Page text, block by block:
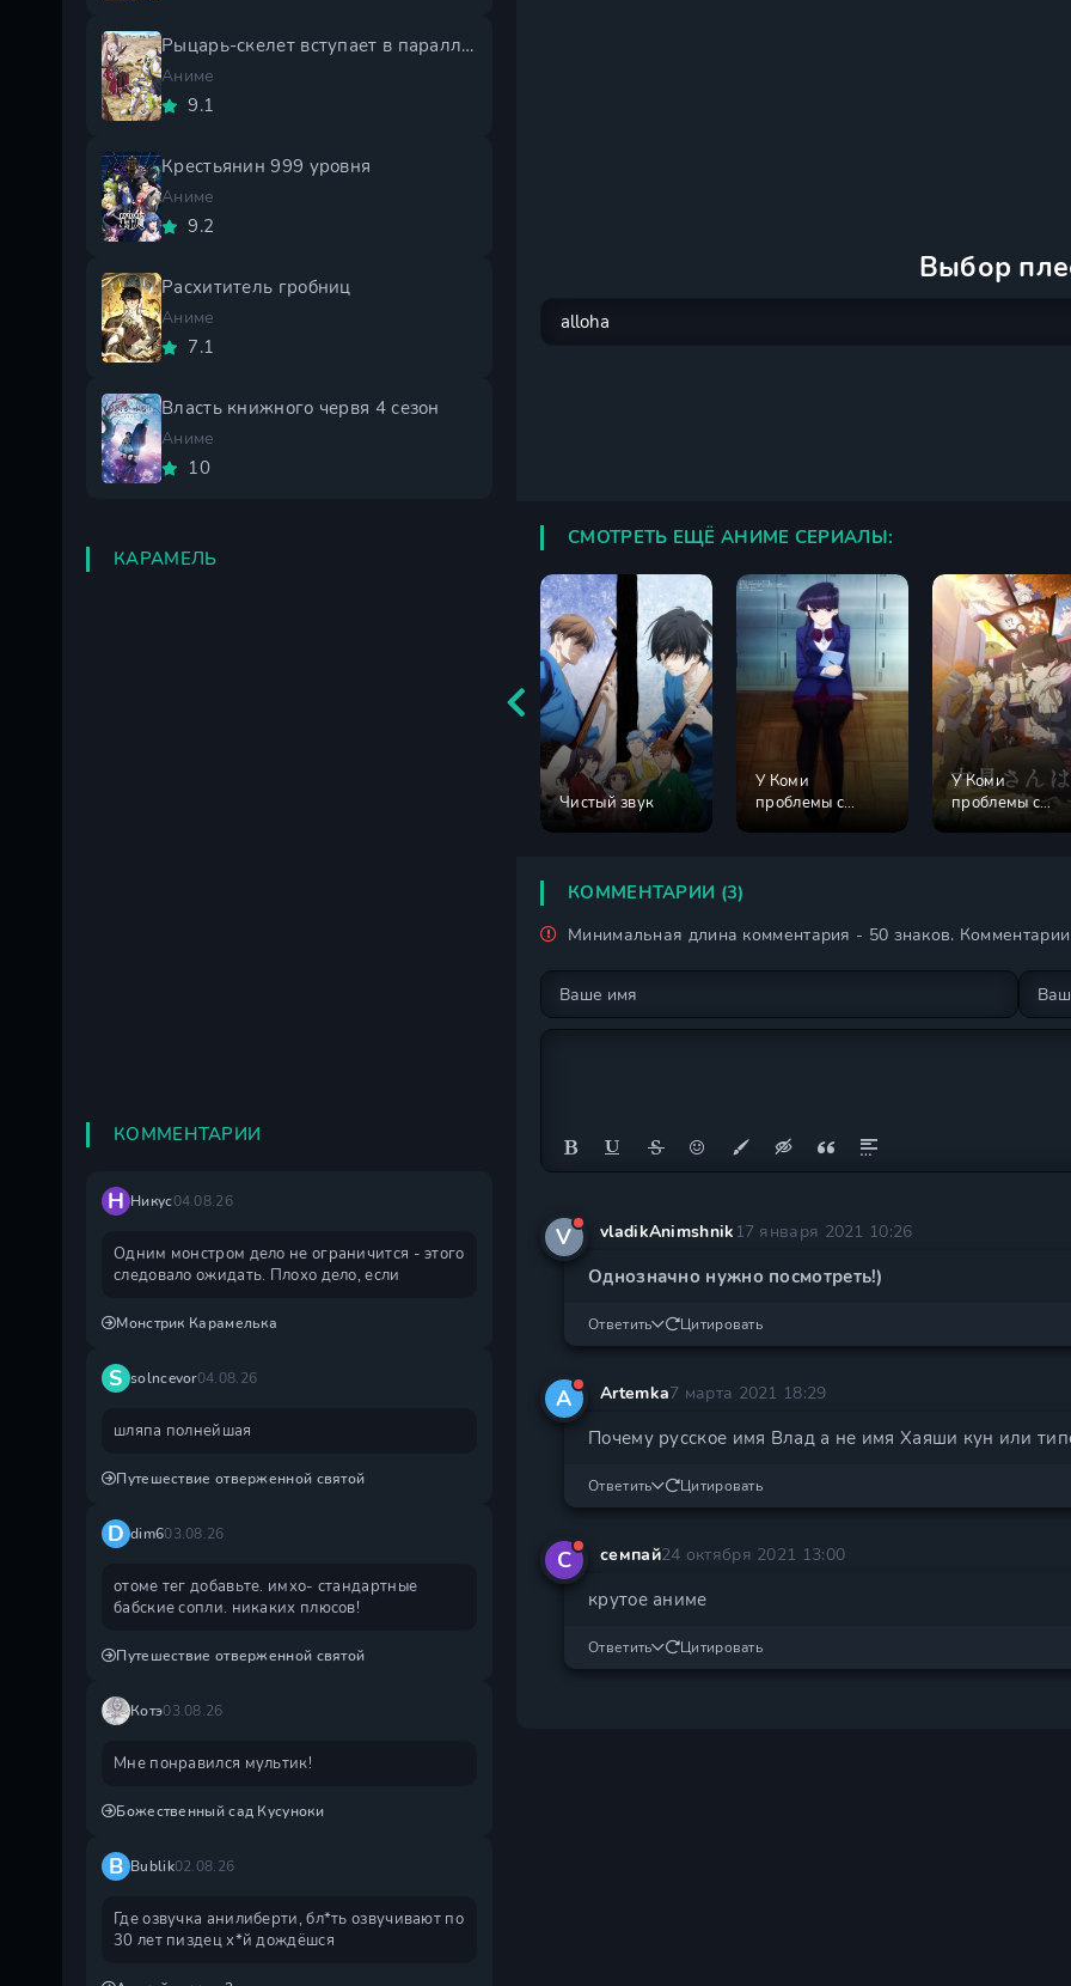
Выбор
СМОТРЕТЬ ЕЩЁ АНИМЕ СЕРИАЛЫ:
Чистый звук
У Коми
проблемы с
У Коми
проблемы с
КОММЕНТАРИИ (3)
Минимальная длина комментария - 50 знаков.
V vladikAnimshnik 17 января 2021 10:26
Однозначно нужно посмотреть!)
Ответить Цитировать
A Artemka7 марта 2021 18:29
Почему русское имя Влад а не имя Хаяши кун или
Ответить Цитировать
С семпай24 октября 2021 13:00
крутое аниме
Ответить Цитировать
Рыцарь-скелет вступает в параллельный мир 2 сезон
Аниме
9.1
Крестьянин 999 уровня
Аниме
9.2
Расхититель гробниц
Аниме
7.1
Власть книжного червя 4 сезон
Аниме
10
КАРАМЕЛЬ
КОММЕНТАРИИ
Н Никус04.08.26
Одним монстром дело не ограничится - этого
следовало ожидать. Плохо дело, если
Монстрик Карамелька
S solncevor04.08.26
шляпа полнейшая
Путешествие отверженной святой
D dim603.08.26
отоме тег добавьте. имхо- стандартные
бабские сопли. никаких плюсов!
Путешествие отверженной святой
Котэ03.08.26
Мне понравился мультик!
Божественный сад Кусуноки
B Bublik02.08.26
Где озвучка анилиберти, бл*ть озвучивают по
30 лет пиздец х*й дождëшся